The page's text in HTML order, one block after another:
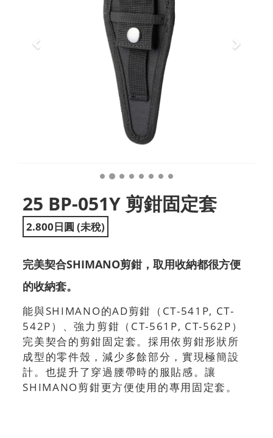
25 BP-051Y 剪鉗固定套
2.800日圓 (未稅)
完美契合SHIMANO剪鉗，取用收納都很方便
的收納套。
能與SHIMANO的AD剪鉗（CT-541P, CT-
542P）、強力剪鉗（CT-561P, CT-562P）
完美契合的剪鉗固定套。採用依剪鉗形狀所
成型的零件殼，減少多餘部分，實現極簡設
計。也提升了穿過腰帶時的服貼感。讓
SHIMANO剪鉗更方便使用的專用固定套。